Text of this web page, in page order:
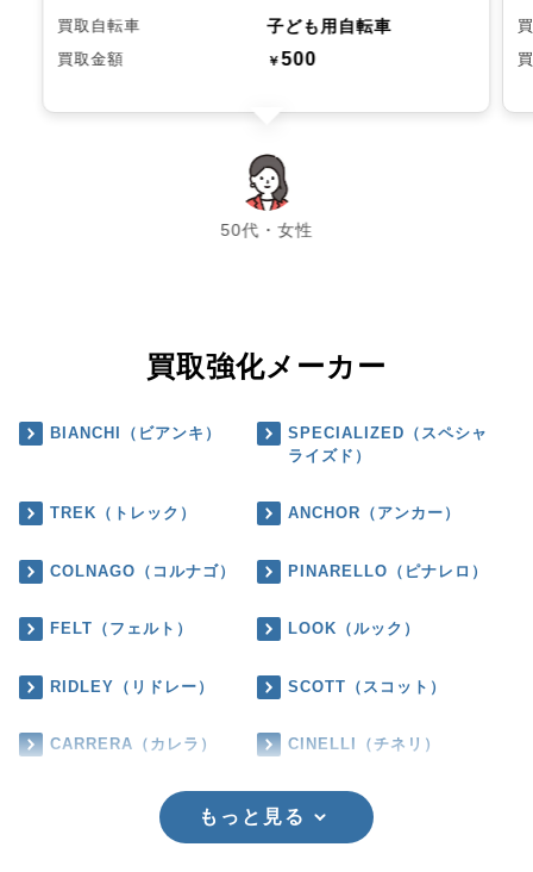
買取自転車 子ども用自転車
買取金額 ￥500
50代・女性
chevron_left chevron_right
買取強化メーカー
BIANCHI（ビアンキ）
SPECIALIZED（スペシャ
ライズド）
TREK（トレック） ANCHOR（アンカー）
COLNAGO（コルナゴ） PINARELLO（ピナレロ）
FELT（フェルト） LOOK（ルック）
RIDLEY（リドレー） SCOTT（スコット）
CARRERA（カレラ） CINELLI（チネリ）
もっと見る